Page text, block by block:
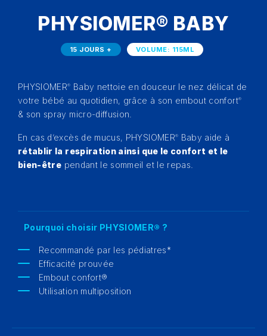
PHYSIOMER® BABY
15 JOURS + VOLUME: 115ML
PHYSIOMER®
Baby nettoie en douceur le nez délicat de
votre bébé au quotidien, grâce à son embout confort®
& son spray micro-diffusion.
En cas d’excès de mucus, PHYSIOMER®
Baby aide à
rétablir la respiration ainsi que le confort et le
bien-être pendant le sommeil et le repas.
Pourquoi choisir PHYSIOMER® ?
Recommandé par les pédiatres*
Efficacité prouvée
Embout confort®
Utilisation multiposition